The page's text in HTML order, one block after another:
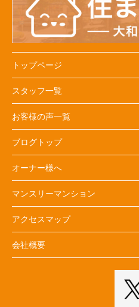
トップページ
スタッフ一覧
お客様の声一覧
ブログトップ
オーナー様へ
マンスリーマンション
アクセスマップ
会社概要